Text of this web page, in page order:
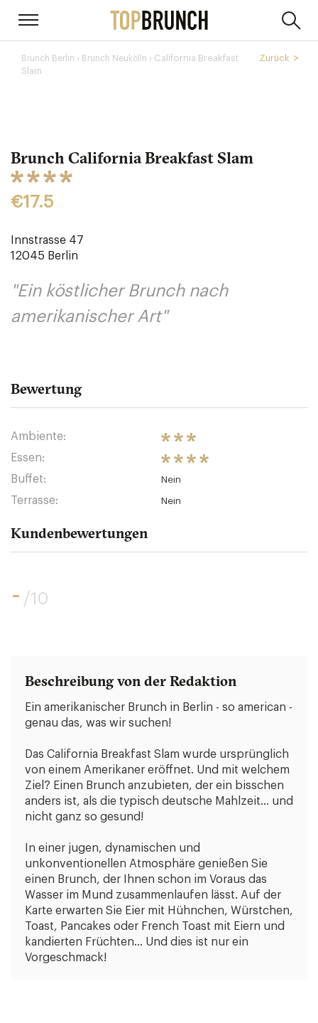
Brunch Berlin › Brunch Neukölln › California Breakfast
Slam
Zurück
Brunch California Breakfast Slam
€17.5
Innstrasse 47
12045 Berlin
"Ein köstlicher Brunch nach
amerikanischer Art"
Bewertung
Ambiente:
Essen:
Buffet:
Nein
Terrasse: Nein
Kundenbewertungen
- /10
Beschreibung von der Redaktion
Ein amerikanischer Brunch in Berlin - so american -
genau das, was wir suchen!
Das California Breakfast Slam wurde ursprünglich
von einem Amerikaner eröffnet. Und mit welchem
Ziel? Einen Brunch anzubieten, der ein bisschen
anders ist, als die typisch deutsche Mahlzeit... und
nicht ganz so gesund!
In einer jugen, dynamischen und
unkonventionellen Atmosphäre genießen Sie
einen Brunch, der Ihnen schon im Voraus das
Wasser im Mund zusammenlaufen lässt. Auf der
Karte erwarten Sie Eier mit Hühnchen, Würstchen,
Toast, Pancakes oder French Toast mit Eiern und
kandierten Früchten... Und dies ist nur ein
Vorgeschmack!